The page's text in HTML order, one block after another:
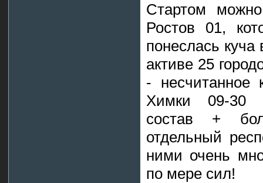
Стартом
Ростов 01,
понеслась
активе 25
- несчитанное
Химки 09-30
состав +
отдельный
ними очень
по мере сил!